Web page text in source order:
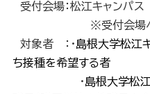
受付会場：松江キャンパ
※受付会場への
対象者 ：・島根大学松江
ち接種を希望する者
・島根大学松